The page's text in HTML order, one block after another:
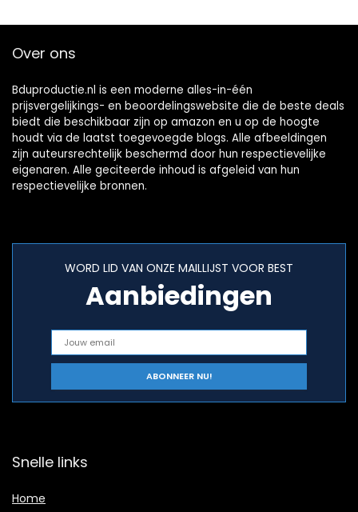
Over ons
Bduproductie.nl is een moderne alles-in-één
prijsvergelijkings- en beoordelingswebsite die de beste deals
biedt die beschikbaar zijn op amazon en u op de hoogte
houdt via de laatst toegevoegde blogs. Alle afbeeldingen
zijn auteursrechtelijk beschermd door hun respectievelijke
eigenaren. Alle geciteerde inhoud is afgeleid van hun
respectievelijke bronnen.
WORD LID VAN ONZE MAILLIJST VOOR BEST
Aanbiedingen
Snelle links
Home